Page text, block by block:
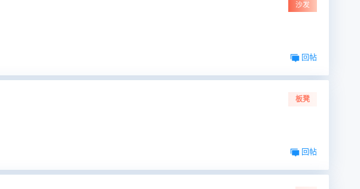
沙发
回帖
板凳
回帖